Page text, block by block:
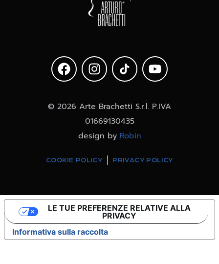
© 2026 Arte Brachetti S.r.l. P.IVA
01669130435
design by Robin
COOKIE POLICY PRIVACY POLICY
Informativa sulla raccolta
LE TUE PREFERENZE RELATIVE ALLA
PRIVACY